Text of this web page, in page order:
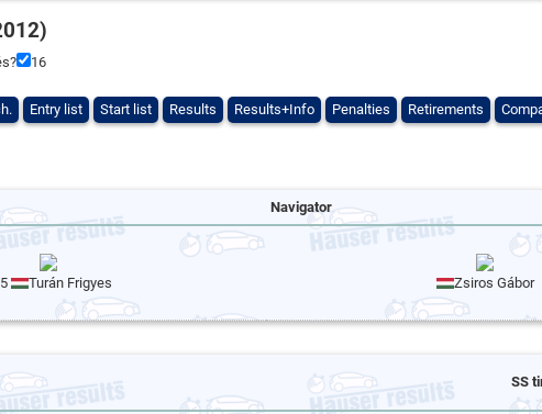
16
Entry list Start list Results Results+Info Penalties Retirements
Navigator
Turán Frigyes Zsiros Gábor
SS